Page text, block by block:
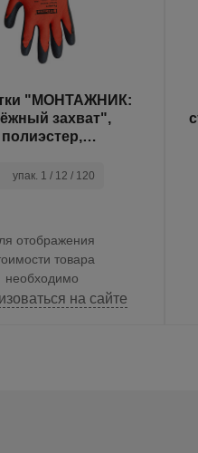
"МОНТАЖНИК:
захват",
полиэстер,
в и/у, 9(L), Fiberon
упак. 1 / 12 / 120
отображения
товара
необходимо
на сайте